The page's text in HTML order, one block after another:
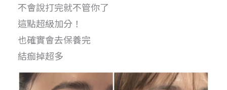
不會說打完就不管你了
這點超級加分！
也確實會去保養完
結痂掉超多